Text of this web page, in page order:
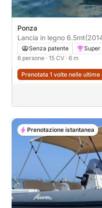
Ponza
Lancia in legno 6.5mt
Senza patente
6 persone · 15 CV · 6 m
Prenotata 1 volte nelle ultime
Prenotazione istantanea